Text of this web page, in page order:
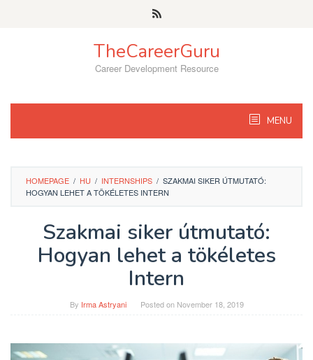
TheCareerGuru
Career Development Resource
MENU
HOMEPAGE / HU / INTERNSHIPS / SZAKMAI SIKER ÚTMUTATÓ:
HOGYAN LEHET A TÖKÉLETES INTERN
Szakmai siker útmutató:
Hogyan lehet a tökéletes
Intern
By Irma Astryani Posted on November 18, 2019